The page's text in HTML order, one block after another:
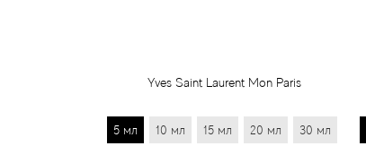
Yves Saint Laurent Mon Paris
5 мл 10 мл 15 мл 20 мл 30 мл